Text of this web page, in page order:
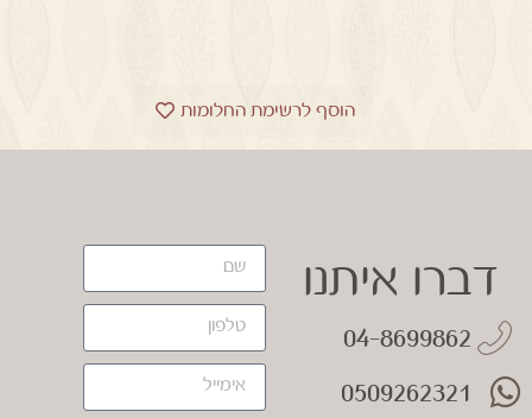
הוסף לרשימת החלומות
דברו איתנו
04-8699862
0509262321